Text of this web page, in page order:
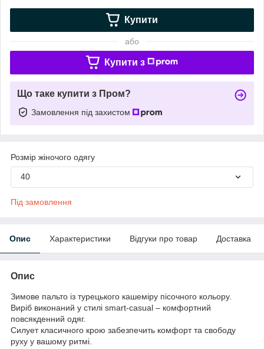
Купити
або
Купити з
Що таке купити з Пром?
Замовлення під захистом
Розмір жіночого одягу
40
Під замовлення
Опис Характеристики Відгуки про товар Доставка
Опис
Зимове пальто із турецького кашеміру пісочного кольору.
Виріб виконаний у стилі smart-casual – комфортний
повсякденний одяг.
Силует класичного крою забезпечить комфорт та свободу
руху у вашому ритмі.